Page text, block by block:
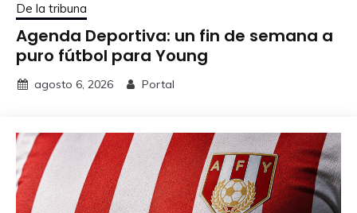
De la tribuna
Agenda Deportiva: un fin de semana a
puro fútbol para Young
agosto 6, 2026 Portal